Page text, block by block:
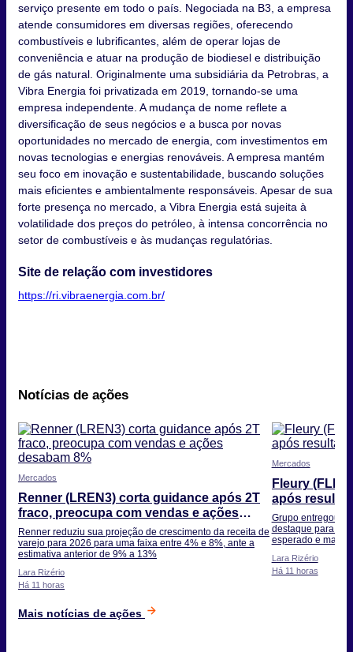
serviço presente em todo o país. Negociada na B3, a empresa
atende consumidores em diversas regiões, oferecendo
combustíveis e lubrificantes, além de operar lojas de
conveniência e atuar na produção de biodiesel e distribuição
de gás natural. Originalmente uma subsidiária da Petrobras, a
Vibra Energia foi privatizada em 2019, tornando-se uma
empresa independente. A mudança de nome reflete a
diversificação de seus negócios e a busca por novas
oportunidades no mercado de energia, com investimentos em
novas tecnologias e energias renováveis. A empresa mantém
seu foco em inovação e sustentabilidade, buscando soluções
mais eficientes e ambientalmente responsáveis. Apesar de sua
forte presença no mercado, a Vibra Energia está sujeita à
volatilidade dos preços do petróleo, à intensa concorrência no
setor de combustíveis e às mudanças regulatórias.
Site de relação com investidores
https://ri.vibraenergia.com.br/
Notícias de ações
Mercados
Renner (LREN3) corta guidance após 2T
fraco, preocupa com vendas e ações
desabam 8%
Renner reduziu sua projeção de crescimento da receita de
varejo para 2026 para uma faixa entre 4% e 8%, ante a
estimativa anterior de 9% a 13%
Lara Rizério
Há 11 horas
Mercados
Fleury
após
tanto?
Grupo entregou
destaque para o
esperado e
Lara Rizério
Há 11 horas
Mais notícias de ações